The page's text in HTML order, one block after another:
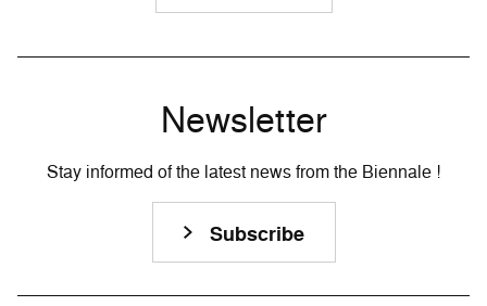
Newsletter
Stay informed of the latest news from the Biennale !
Subscribe